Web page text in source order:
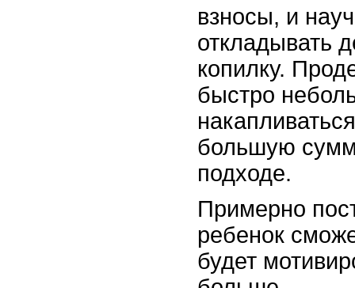
взносы, и
откладывать
копилку.
быстро
большую
подходе.
Примерно
ребенок
будет